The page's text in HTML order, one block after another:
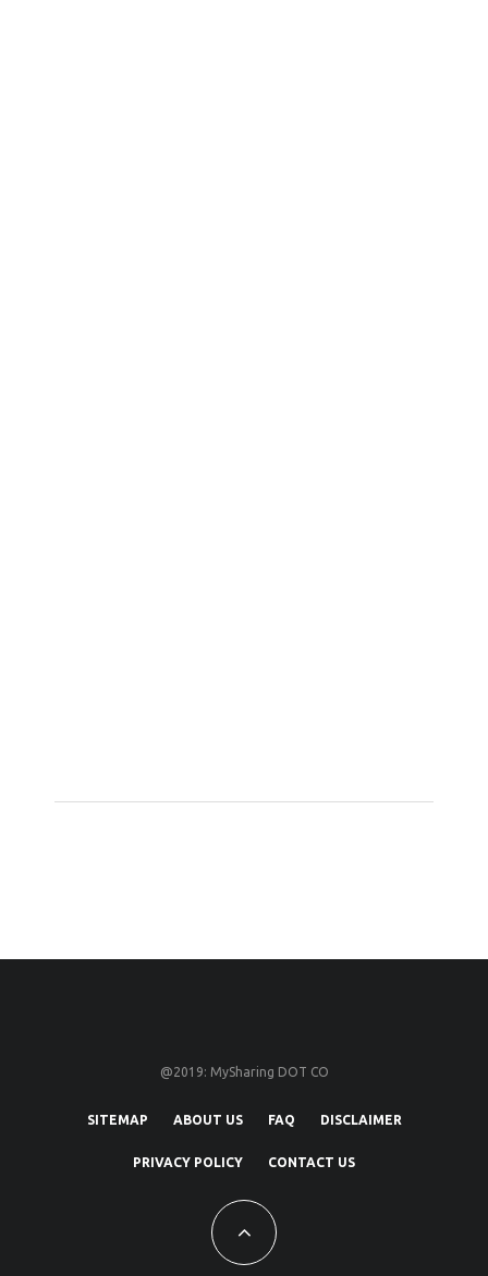
@2019: MySharing DOT CO
SITEMAP ABOUT US FAQ DISCLAIMER
PRIVACY POLICY CONTACT US